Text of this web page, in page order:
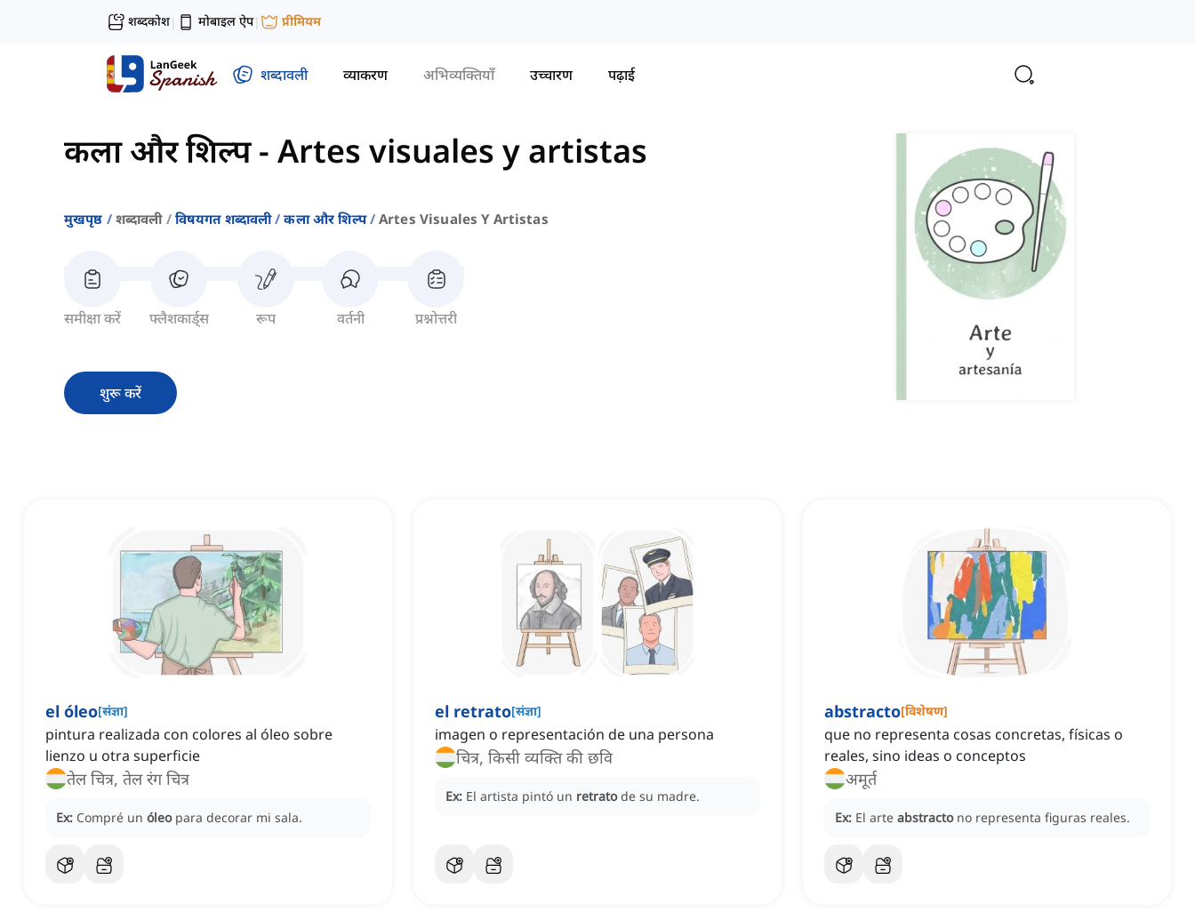
शब्दकोश| मोबाइल ऐप| प्रीमियम
शब्दावली व्याकरण अभिव्यक्तियाँ उच्चारण पढ़ाई
कला और शिल्प- Artes visuales y artistas
मुखपृष्ठ शब्दावली विषयगत शब्दावली कला और शिल्प Artes Visuales Y Artistas
समीक्षा करें फ्लैशकार्ड्स रूप वर्तनी प्रश्नोत्तरी
शुरू करें
el óleo[संज्ञा]
pintura realizada con colores al óleo sobre
lienzo u otra superficie
तेल चित्र, तेल रंग चित्र
Ex: Compré un óleo para decorar mi sala.
el retrato[संज्ञा]
imagen o representación de una persona
चित्र, किसी व्यक्ति की छवि
Ex: El artista pintó un retrato de su madre.
abstracto[विशेषण]
que no representa cosas concretas, físicas o
reales, sino ideas o conceptos
अमूर्त
Ex: El arte abstracto no representa figuras reales.